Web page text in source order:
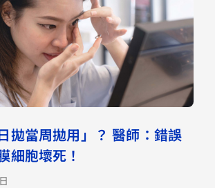
拋當周拋用」？ 醫師：錯誤
細胞壞死！